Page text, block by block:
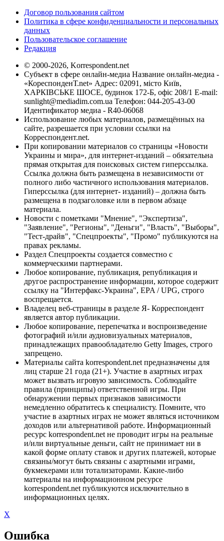
Договор пользования сайтом
Политика в сфере конфиденциальности и персональных
данных
Пользовательское соглашение
Редакция
© 2000-2026, Korrespondent.net
Субъект в сфере онлайн-медиа Название онлайн-медиа -
«КореспонденТ.net» Адрес: 02091, місто Київ,
ХАРКІВСЬКЕ ШОСЕ, будинок 172-Б, офіс 208/1 E-mail:
sunlight@mediadim.com.ua Телефон: 044-205-43-00
Идентификатор медиа - R40-06068
Использование любых материалов, размещённых на
сайте, разрешается при условии ссылки на
Корреспондент.net.
При копировании материалов со страницы «Новости
Украины и мира», для интернет-изданий – обязательна
прямая открытая для поисковых систем гиперссылка.
Ссылка должна быть размещена в независимости от
полного либо частичного использования материалов.
Гиперссылка (для интернет- изданий) – должна быть
размещена в подзаголовке или в первом абзаце
материала.
Новости с пометками "Мнение", "Экспертиза",
"Заявление", "Регионы", "Деньги", "Власть", "Выборы",
"Тест-драйв", "Спецпроекты", "Промо" публикуются на
правах рекламы.
Раздел Спецпроекты создается совместно с
коммерческими партнерами.
Любое копирование, публикация, републикация и
другое распространение информации, которое содержит
ссылку на "Интерфакс-Украина", EPA / UPG, строго
воспрещается.
Владелец веб-страницы в разделе Я- Корреспондент
является автор публикации.
Любое копирование, перепечатка и воспроизведение
фотографий и/или аудиовизуальных материалов,
принадлежащих правообладателю Getty Images, строго
запрещено.
Материалы сайта korrespondent.net предназначены для
лиц старше 21 года (21+). Участие в азартных играх
может вызвать игровую зависимость. Соблюдайте
правила (принципы) ответственной игры. При
обнаружении первых признаков зависимости
немедленно обратитесь к специалисту. Помните, что
участие в азартных играх не может являться источником
доходов или альтернативой работе. Информационный
ресурс korrespondent.net не проводит игры на реальные
и/или виртуальные деньги, сайт не принимает ни в
какой форме оплату ставок и других платежей, которые
связаны/могут быть связаны с азартными играми,
букмекерами или тотализаторами. Какие-либо
материалы на информационном ресурсе
korrespondent.net публикуются исключительно в
информационных целях.
X
Ошибка